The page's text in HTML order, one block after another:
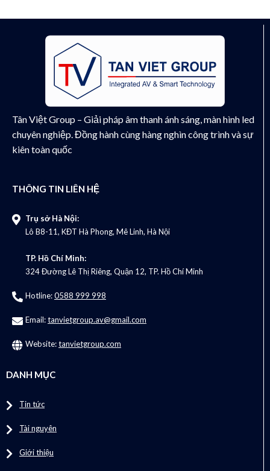
Tân Việt Group – Giải pháp âm thanh ánh sáng, màn hình led
chuyên nghiệp. Đồng hành cùng hàng nghìn công trình và sự
kiên toàn quốc
THÔNG TIN LIÊN HỆ
Trụ sở Hà Nội:
Lô B8-11, KĐT Hà Phong, Mê Linh, Hà Nội
TP. Hồ Chí Minh:
324 Đường Lê Thị Riêng, Quận 12, TP. Hồ Chí Minh
Hotline:0588 999 998
Email:tanvietgroup.av@gmail.com
Website:tanvietgroup.com
DANH MỤC
Tin tức
Tài nguyên
Giới thiệu